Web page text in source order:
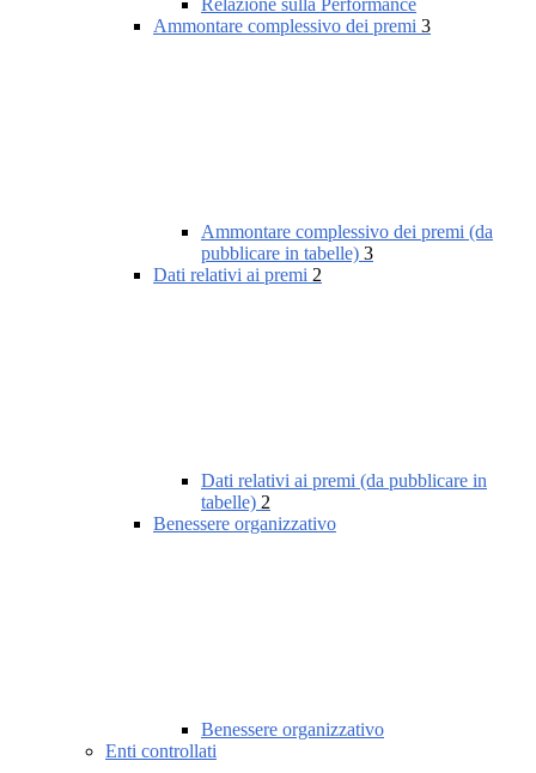
Relazione sulla Performance
Ammontare complessivo dei premi 3
Ammontare complessivo dei premi (da
pubblicare in tabelle) 3
Dati relativi ai premi 2
Dati relativi ai premi (da pubblicare in
tabelle) 2
Benessere organizzativo
Benessere organizzativo
Enti controllati